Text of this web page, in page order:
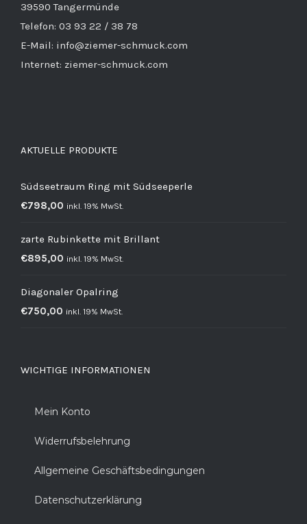
39590 Tangermünde
Telefon: 03 93 22 / 38 78
E-Mail: info@ziemer-schmuck.com
Internet: ziemer-schmuck.com
AKTUELLE PRODUKTE
Südseetraum Ring mit Südseeperle
€798,00 inkl. 19% MwSt.
zarte Rubinkette mit Brillant
€895,00 inkl. 19% MwSt.
Diagonaler Opalring
€750,00 inkl. 19% MwSt.
WICHTIGE INFORMATIONEN
Mein Konto
Widerrufsbelehrung
Allgemeine Geschäftsbedingungen
Datenschutzerklärung